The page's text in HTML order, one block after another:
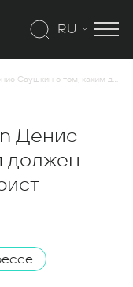
RU
каким должен быть современный юрист
Денис
должен